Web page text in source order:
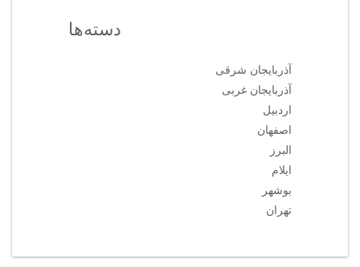
دسته‌ها
آذربایجان شرقی
آذربایجان غربی
اردبیل
اصفهان
البرز
ایلام
بوشهر
تهران